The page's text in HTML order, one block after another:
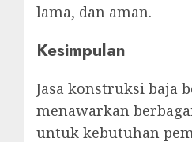
lama, dan aman.
Kesimpulan
Jasa konstruksi baja
menawarkan
untuk kebutuhan